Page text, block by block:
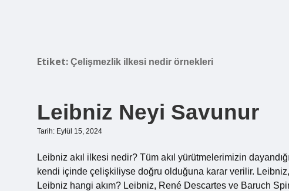
Etiket: Çelişmezlik ilkesi nedir örnekleri
Leibniz Neyi Savunur
Tarih: Eylül 15, 2024
Leibniz akıl ilkesi nedir? Tüm akıl yürütmelerimizin
kendi içinde çelişkiliyse doğru olduğuna karar verilir.
Leibniz hangi akım? Leibniz, René Descartes ve Baruch